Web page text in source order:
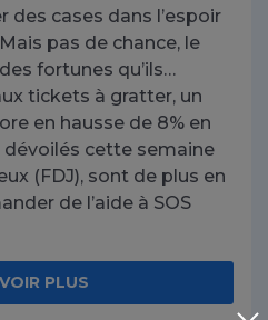
cases dans l’espoir
pas de chance, le
fortunes qu’ils…
tickets à gratter, un
en hausse de 8% en
dévoilés cette semaine
(FDJ), sont de plus en
de l’aide à SOS
PLUS